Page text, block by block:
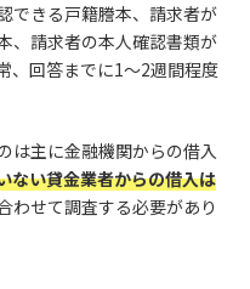
できる戸籍謄本、請求者が
、請求者の本人確認書類が
、回答までに1～2週間程度
は主に金融機関からの借入
ない貸金業者からの借入は
わせて調査する必要があり